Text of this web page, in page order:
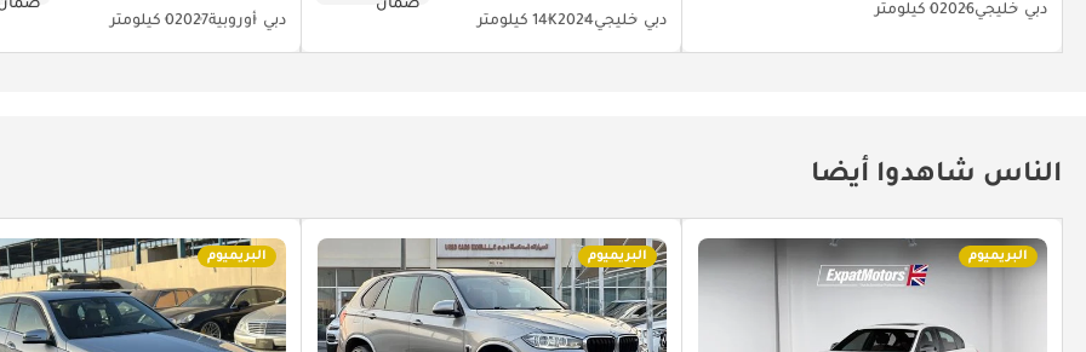
دبي خليجي20260 كيلومتر
دبي خليجي202414K كيلومتر دبي أوروبية20270 كيلومتر
الناس شاهدوا أيضا
البريميوم البريميوم البريميوم